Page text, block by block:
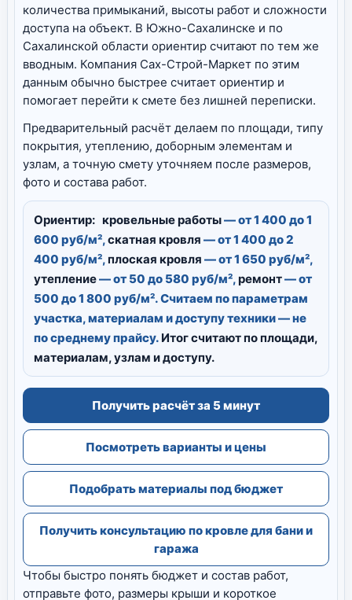
количества примыканий, высоты работ и сложности
доступа на объект. В Южно-Сахалинске и по
Сахалинской области ориентир считают по тем же
вводным. Компания Сах-Строй-Маркет по этим
данным обычно быстрее считает ориентир и
помогает перейти к смете без лишней переписки.
Предварительный расчёт делаем по площади, типу
покрытия, утеплению, доборным элементам и
узлам, а точную смету уточняем после размеров,
фото и состава работ.
Ориентир: кровельные работы— от 1 400 до 1
600 руб/м²,скатная кровля — от 1 400 до 2
400 руб/м²,плоская кровля — от 1 650 руб/м²,
утепление— от 50 до 580 руб/м²,ремонт— от
500 до 1 800 руб/м². Считаем по параметрам
участка, материалам и доступу техники — не
по среднему прайсу. Итог считают по площади,
материалам, узлам и доступу.
Получить расчёт за 5 минут
Посмотреть варианты и цены
Подобрать материалы под бюджет
Получить консультацию по кровле для бани и
гаража
Чтобы быстро понять бюджет и состав работ,
отправьте фото, размеры крыши и короткое